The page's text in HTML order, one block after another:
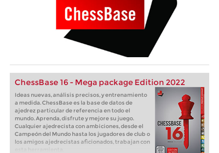
ChessBase 16 - Mega package Edition 2022
Ideas nuevas, análisis precisos, y entrenamiento
a medida. ChessBase es la base de datos de
ajedrez particular de referencia en todo el
mundo. Aprenda, disfrute y mejore su juego.
Cualquier ajedrecista con ambiciones, desde el
Campeón del Mundo hasta los jugadores de club o
los amigos ajedrecistas aficionados, trabajan con